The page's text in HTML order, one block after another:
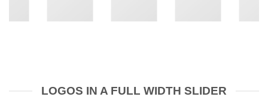
LOGOS IN A FULL WIDTH SLIDER